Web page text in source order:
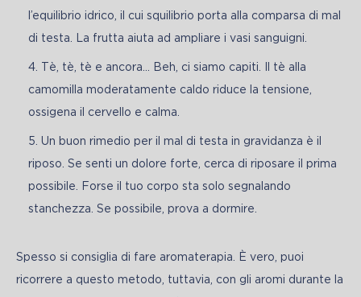
l’equilibrio idrico, il cui squilibrio porta alla comparsa di mal
di testa. La frutta aiuta ad ampliare i vasi sanguigni.
Tè, tè, tè e ancora… Beh, ci siamo capiti. Il tè alla
camomilla moderatamente caldo riduce la tensione,
ossigena il cervello e calma.
Un buon rimedio per il mal di testa in gravidanza è il
riposo. Se senti un dolore forte, cerca di riposare il prima
possibile. Forse il tuo corpo sta solo segnalando
stanchezza. Se possibile, prova a dormire.
Spesso si consiglia di fare aromaterapia. È vero, puoi
ricorrere a questo metodo, tuttavia, con gli aromi durante la